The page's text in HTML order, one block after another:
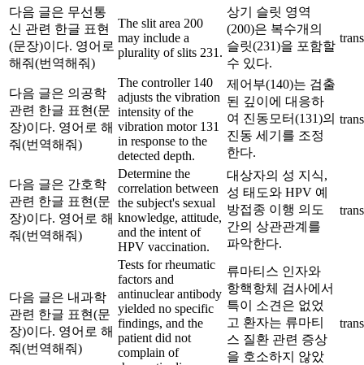
다음 글은 무선통
신 관련 한글 표현
(문장)이다. 영어로
해줘(번역해줘)
The slit area 200
may include a
plurality of slits 231.
상기 슬릿 영역
(200)은 복수개의
슬릿(231)을 포함할
수 있다.
다음 글은 의공학
관련 한글 표현(문
장)이다. 영어로 해
줘(번역해줘)
The controller 140
adjusts the vibration
intensity of the
vibration motor 131
in response to the
detected depth.
제어부(140)는 검출
된 깊이에 대응하
여 진동모터(131)의
진동 세기를 조정
한다.
다음 글은 간호학
관련 한글 표현(문
장)이다. 영어로 해
줘(번역해줘)
Determine the
correlation between
the subject's sexual
knowledge, attitude,
and the intent of
HPV vaccination.
대상자의 성 지식,
성 태도와 HPV 예
방접종 이행 의도
간의 상관관계를
파악한다.
다음 글은 내과학
관련 한글 표현(문
장)이다. 영어로 해
줘(번역해줘)
Tests for rheumatic
factors and
antinuclear antibody
yielded no specific
findings, and the
patient did not
complain of
류마티스 인자와
항핵항체 검사에서
특이 소견은 없었
고 환자는 류마티
스 질환 관련 증상
을 호소하지 않았